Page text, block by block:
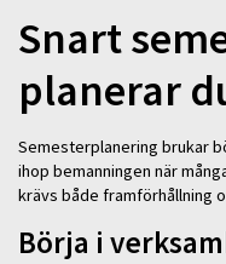
Snart
planerar
Semesterplanering brukar
ihop bemanningen när
krävs både framförhållning
Börja i